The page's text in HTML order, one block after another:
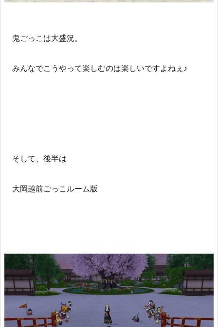
鬼ごっこは大盛況。
みんなでこうやって楽しむのは楽しいですよねぇ♪
そして、後半は
大岡越前ごっこルーム版